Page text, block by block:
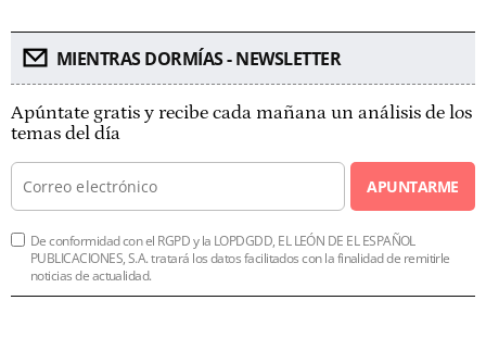
MIENTRAS DORMÍAS - NEWSLETTER
Apúntate gratis y recibe cada mañana un análisis de los
temas del día
APUNTARME
De conformidad con el RGPD y la LOPDGDD, EL LEÓN DE EL ESPAÑOL
PUBLICACIONES, S.A. tratará los datos facilitados con la finalidad de remitirle
noticias de actualidad.